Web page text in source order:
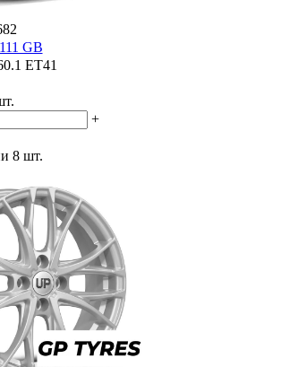
GB
ET41
+
8 шт.